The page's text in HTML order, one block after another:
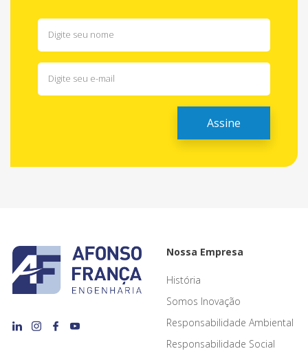
Nossa Empresa
História
Somos Inovação
Responsabilidade Ambiental
Responsabilidade Social